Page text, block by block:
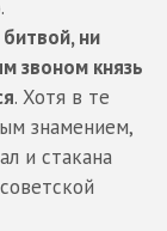
ни
звоном князь
. Хотя в те
знамением,
и стакана